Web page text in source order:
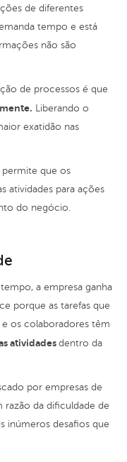
de diferentes
tempo e está
não são
de processos é que
Liberando o
exatidão nas
permite que os
atividades para ações
do negócio.
a empresa ganha
porque as tarefas que
e os colaboradores têm
atividades dentro da
por empresas de
razão da dificuldade de
inúmeros desafios que